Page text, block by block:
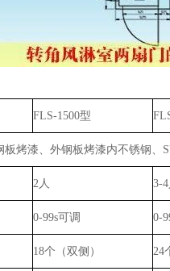
FLS-1500型
板烤漆、外钢板烤漆内不锈钢、
2人 3-4
0-99s可调 0-
18个（双侧） 24